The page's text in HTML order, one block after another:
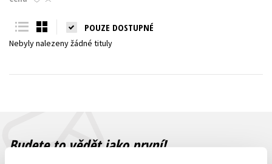
Young adult (SK)
Všechny tituly
POUZE DOSTUPNÉ
Nebyly nalezeny žádné tituly
Budete to vědět jako první!